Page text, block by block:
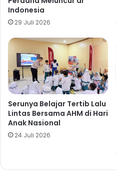
Indonesia
29 Juli 2026
Serunya Belajar Tertib Lalu
Lintas Bersama AHM di Hari
Anak Nasional
24 Juli 2026